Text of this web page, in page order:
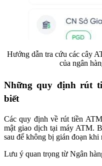
Hướng dẫn tra cứu các cây
của ngân
Những quy định rút
biết
Các quy định về rút tiền
mật giao dịch tại máy ATM.
sau để không bị gián đoạn khi
Lưu ý quan trọng từ Ngân